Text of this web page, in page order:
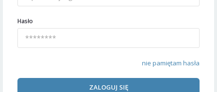
Hasło
nie pamiętam hasła
ZALOGUJ SIĘ